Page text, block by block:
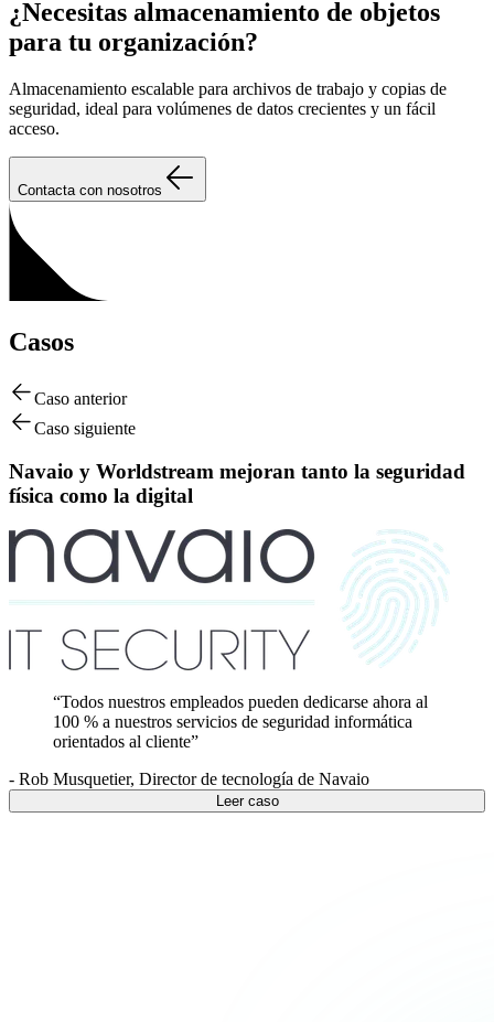
¿Necesitas almacenamiento de objetos
para tu organización?
Almacenamiento escalable para archivos de trabajo y copias de
seguridad, ideal para volúmenes de datos crecientes y un fácil
acceso.
Contacta con nosotros
Casos
Caso anterior
Caso siguiente
Navaio y Worldstream mejoran tanto la seguridad
física como la digital
“Todos nuestros empleados pueden dedicarse ahora al
100 % a nuestros servicios de seguridad informática
orientados al cliente”
- Rob Musquetier, Director de tecnología de Navaio
Leer caso